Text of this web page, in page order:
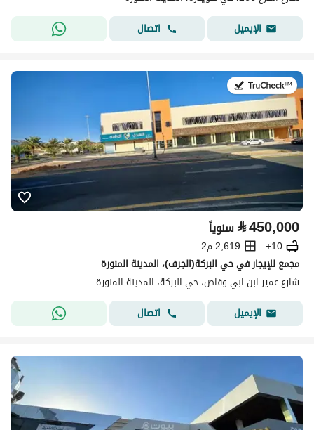
الإيميل
اتصال
⃁450,000 سنوياً
10+
2,619 م2
مجمع للإيجار في حي البركة(الجرف)، المدينة المنورة
شارع عمير ابن ابي وقاص، حي البركة، المدينة المنورة
الإيميل
اتصال